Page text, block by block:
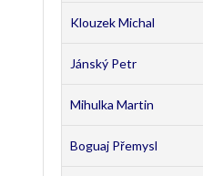
Klouzek Michal
Jánský Petr
Mihulka Martin
Boguaj Přemysl